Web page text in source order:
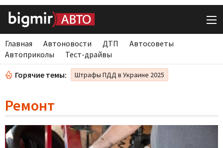
Главная Автоновости ДТП
Автосоветы
Автоприколы
Тест-драйвы
Горячие темы: Штрафы ПДД в Украине 2025
Ремонт